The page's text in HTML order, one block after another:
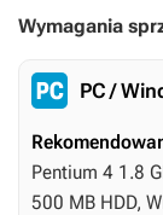
Wymagania
PC /
Pentium 4 1.8
500 MB HDD,